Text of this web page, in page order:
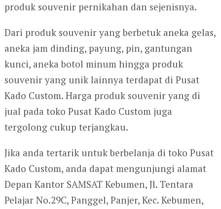
produk souvenir pernikahan dan sejenisnya.
Dari produk souvenir yang berbetuk aneka gelas,
aneka jam dinding, payung, pin, gantungan
kunci, aneka botol minum hingga produk
souvenir yang unik lainnya terdapat di Pusat
Kado Custom. Harga produk souvenir yang di
jual pada toko Pusat Kado Custom juga
tergolong cukup terjangkau.
Jika anda tertarik untuk berbelanja di toko Pusat
Kado Custom, anda dapat mengunjungi alamat
Depan Kantor SAMSAT Kebumen, Jl. Tentara
Pelajar No.29C, Panggel, Panjer, Kec. Kebumen,